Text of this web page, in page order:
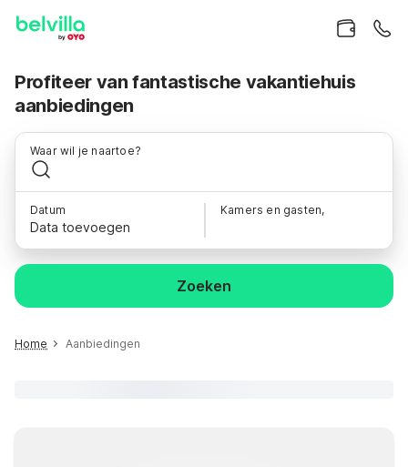
Profiteer van fantastische vakantiehuis
aanbiedingen
Waar wil je naartoe?
Datum
Data toevoegen
Kamers en gasten,
Zoeken
Home Aanbiedingen